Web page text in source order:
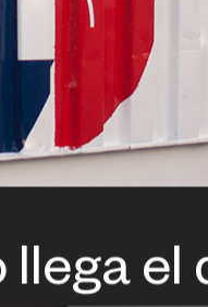
llega el